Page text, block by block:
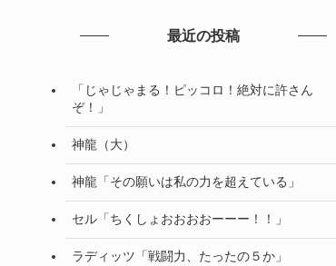
最近の投稿
「じゃじゃまる！ピッコロ！絶対に許さん
ぞ！」
神龍（大）
神龍「その願いは私の力を超えている」
セル「ちくしょおおおおーーー！！」
ラディッツ「戦闘力、たったの５か」